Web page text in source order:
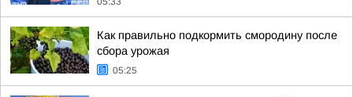
Как правильно подкормить смородину после
сбора урожая
05:25